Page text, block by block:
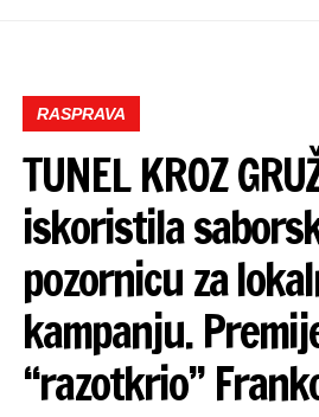
RASPRAVA
TUNEL KROZ
iskoristila
pozornicu za
kampanju.
“razotkrio”